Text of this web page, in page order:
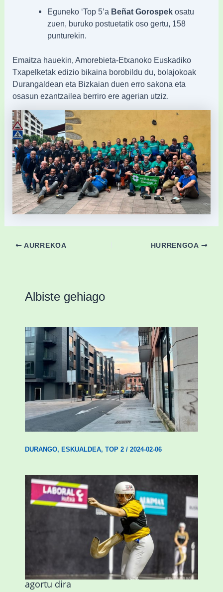
Eguneko ‘Top 5’a Beñat Gorospekosatu
zuen, buruko postuetatik oso gertu, 158
punturekin.
Emaitza hauekin, Amorebieta-Etxanoko Euskadiko
Txapelketak edizio bikaina borobildu du, bolajokoak
Durangaldean eta Bizkaian duen erro sakona eta
osasun ezantzailea berriro ere agerian utziz.
AURREKOA HURRENGOA
Albiste gehiago
Udal etxebizitza tasatuei buruzko lehen
ordenantza izango du Durangok
DURANGO, ESKUALDEA, TOP 2/ 2024-02-06
Astelehenean Durangon jokatuko den
emakumezkoen zesta finaleko sarrerak
agortu dira